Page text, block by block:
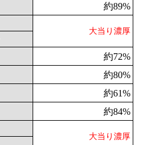
約89%
大当り濃厚
約72%
約80%
約61%
約84%
大当り濃厚